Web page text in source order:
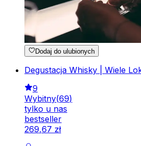
Dodaj do ulubionych
Degustacja Whisky | Wiele
9
Wybitny(69)
tylko u nas
bestseller
269,67 zł